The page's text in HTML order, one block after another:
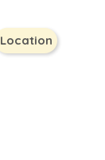
Location